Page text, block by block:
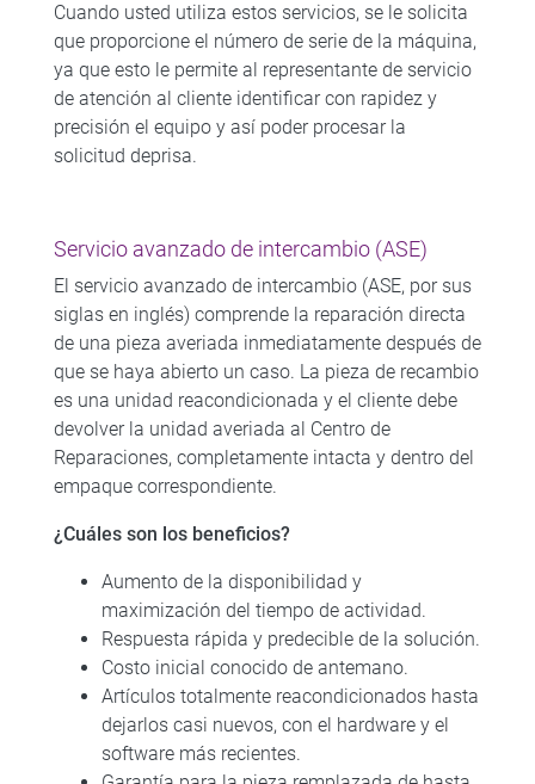
Cuando usted utiliza estos servicios, se le solicita
que proporcione el número de serie de la máquina,
ya que esto le permite al representante de servicio
de atención al cliente identificar con rapidez y
precisión el equipo y así poder procesar la
solicitud deprisa.
Servicio avanzado de intercambio (ASE)
El servicio avanzado de intercambio (ASE, por sus
siglas en inglés) comprende la reparación directa
de una pieza averiada inmediatamente después de
que se haya abierto un caso. La pieza de recambio
es una unidad reacondicionada y el cliente debe
devolver la unidad averiada al Centro de
Reparaciones, completamente intacta y dentro del
empaque correspondiente.
¿Cuáles son los beneficios?
Aumento de la disponibilidad y
maximización del tiempo de actividad.
Respuesta rápida y predecible de la solución.
Costo inicial conocido de antemano.
Artículos totalmente reacondicionados hasta
dejarlos casi nuevos, con el hardware y el
software más recientes.